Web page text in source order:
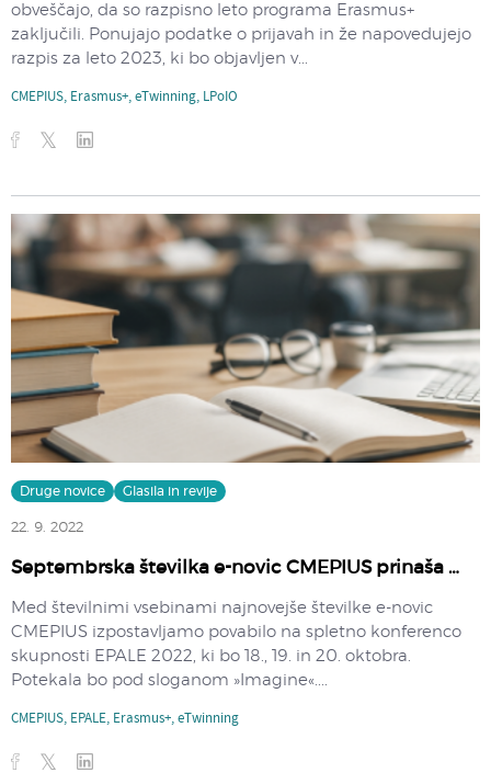
obveščajo, da so razpisno leto programa Erasmus+
zaključili. Ponujajo podatke o prijavah in že napovedujejo
razpis za leto 2023, ki bo objavljen v...
CMEPIUS, Erasmus+,eTwinning, LPoIO
Druge novice Glasila in revije
22. 9. 2022
Septembrska številka e-novic CMEPIUS prinaša …
Med številnimi vsebinami najnovejše številke e-novic
CMEPIUS izpostavljamo povabilo na spletno konferenco
skupnosti EPALE 2022, ki bo 18., 19. in 20. oktobra.
Potekala bo pod sloganom »Imagine«....
CMEPIUS, EPALE, Erasmus+,eTwinning